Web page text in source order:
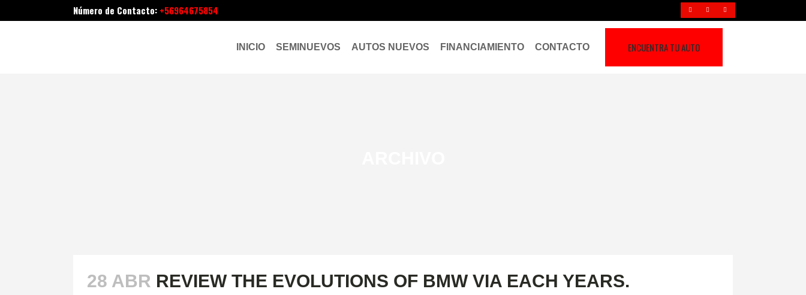
Número de Contacto: +56964675854
ENCUENTRA TU AUTO
INICIO SEMINUEVOS AUTOS NUEVOS FINANCIAMIENTO CONTACTO
28 ABR REVIEW THE EVOLUTIONS OF BMW VIA EACH YEARS.